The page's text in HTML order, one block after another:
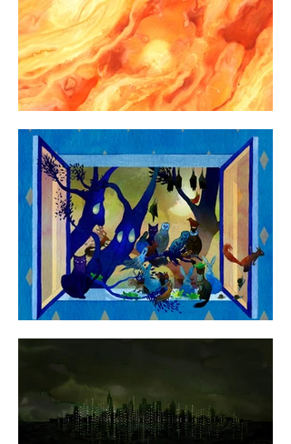
offre une manière de stimuler
l’écoute. Il s’agit bien
d’enrichir le temps du concert,
sans en perdre la nature
première : la musique reste
centrale. Le principe du concert
illustré repose sur le désir de
garder comme acteurs
interprètes.
A l’écran, les illustrations se
révèlent et se succèdent dans
un rythme plus ou moins lent,
en articulation intime avec celui
de la musique. Aussi, une
image peut tout autant rester
cinq minutes à l’écran que
trente secondes, voire moins ;
l’équilibre entre l’image et la
musique laisse libre les
spectatrices et spectateurs de
passer de l’image à
l’image.
l’œuvre, de la partition ou du
conducteur, de l’argument, mais
aussi de l’esthétique, de
l’imaginaire et des émotions
que réveille chaque pièce.